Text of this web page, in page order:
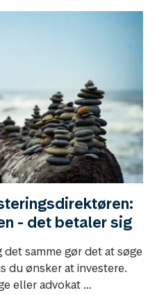
- det betaler sig
samme gør det at søge
du ønsker at investere.
eller advokat ...